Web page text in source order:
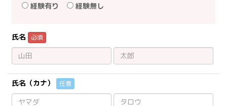
経験有り 経験無し
氏名 必須
氏名（カナ） 任意